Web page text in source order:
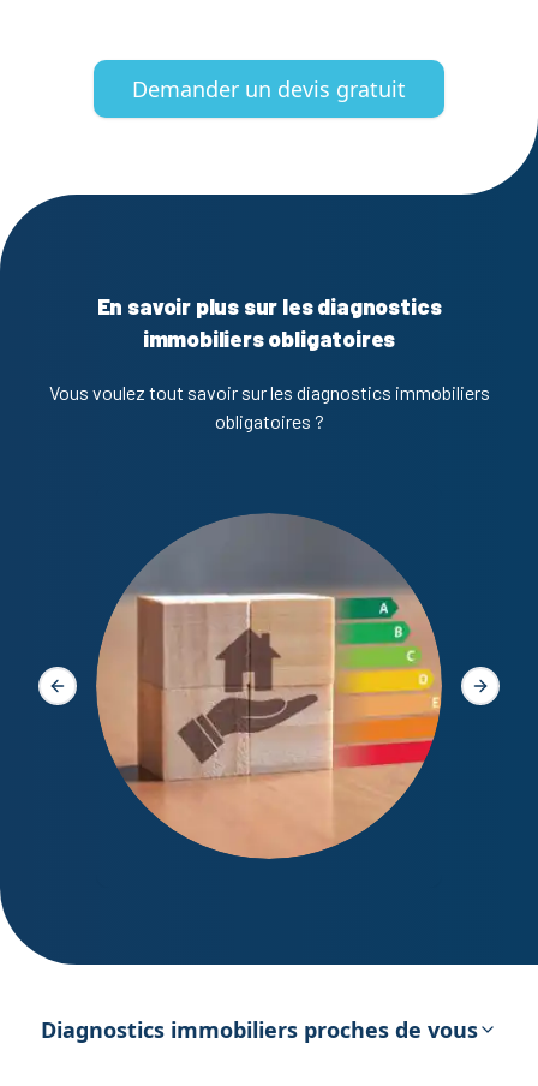
Demander un devis gratuit
En savoir plus sur les diagnostics
immobiliers obligatoires
Vous voulez tout savoir sur les diagnostics immobiliers
obligatoires ?
énergétique
Slide précédente Slide
Diagnostics immobiliers proches de vous